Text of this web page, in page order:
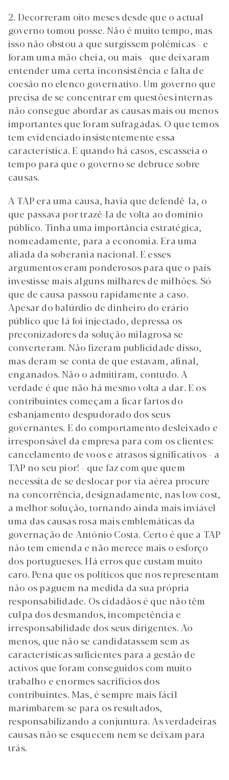
2. Decorreram oito meses desde que o actual
governo tomou posse. Não é muito tempo, mas
isso não obstou a que surgissem polémicas - e
foram uma mão cheia, ou mais - que deixaram
entender uma certa inconsistência e falta de
coesão no elenco governativo. Um governo que
precisa de se concentrar em questões internas
não consegue abordar as causas mais ou menos
importantes que foram sufragadas. O que temos
tem evidenciado insistentemente essa
característica. E quando há casos, escasseia o
tempo para que o governo se debruce sobre
causas.
A TAP era uma causa, havia que defendê-la, o
que passava por trazê-la de volta ao domínio
público. Tinha uma importância estratégica,
nomeadamente, para a economia. Era uma
aliada da soberania nacional. E esses
argumentos eram ponderosos para que o país
investisse mais alguns milhares de milhões. Só
que de causa passou rapidamente a caso.
Apesar do balúrdio de dinheiro do erário
público que lá foi injectado, depressa os
preconizadores da solução milagrosa se
converteram. Não fizeram publicidade disso,
mas deram-se conta de que estavam, afinal,
enganados. Não o admitiram, contudo. A
verdade é que não há mesmo volta a dar. E os
contribuintes começam a ficar fartos do
esbanjamento despudorado dos seus
governantes. E do comportamento desleixado e
irresponsável da empresa para com os clientes:
cancelamento de voos e atrasos significativos - a
TAP no seu pior! - que faz com que quem
necessita de se deslocar por via aérea procure
na concorrência, designadamente, nas low cost,
a melhor solução, tornando ainda mais inviável
uma das causas rosa mais emblemáticas da
governação de António Costa. Certo é que a TAP
não tem emenda e não merece mais o esforço
dos portugueses. Há erros que custam muito
caro. Pena que os políticos que nos representam
não os paguem na medida da sua própria
responsabilidade. Os cidadãos é que não têm
culpa dos desmandos, incompetência e
irresponsabilidade dos seus dirigentes. Ao
menos, que não se candidatassem sem as
características suficientes para a gestão de
activos que foram conseguidos com muito
trabalho e enormes sacrifícios dos
contribuintes. Mas, é sempre mais fácil
marimbarem-se para os resultados,
responsabilizando a conjuntura. As verdadeiras
causas não se esquecem nem se deixam para
trás.